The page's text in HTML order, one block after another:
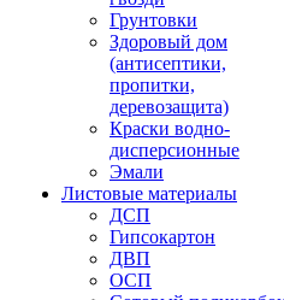
Грунтовки
Здоровый дом
(антисептики,
пропитки,
деревозащита)
Краски водно-
дисперсионные
Эмали
Листовые материалы
ДСП
Гипсокартон
ДВП
ОСП